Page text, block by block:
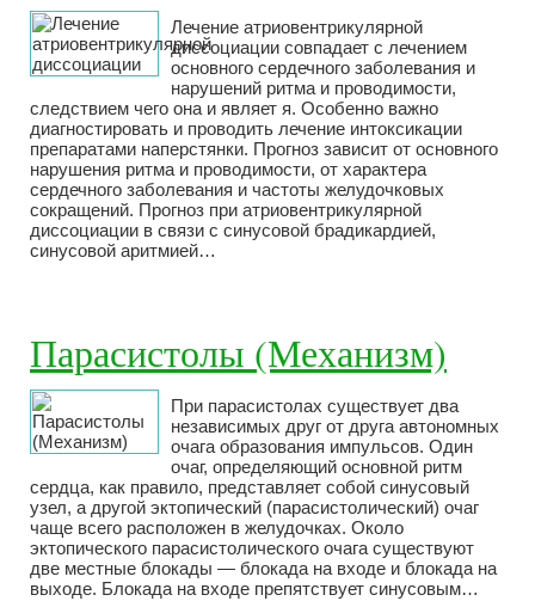
Лечение атриовентрикулярной
диссоциации совпадает с лечением
основного сердечного заболевания и
нарушений ритма и проводимости,
следствием чего она и являет я. Особенно важно
диагностировать и проводить лечение интоксикации
препаратами наперстянки. Прогноз зависит от основного
нарушения ритма и проводимости, от характера
сердечного заболевания и частоты желудочковых
сокращений. Прогноз при атриовентрикулярной
диссоциации в связи с синусовой брадикардией,
синусовой аритмией…
Парасистолы (Механизм)
При парасистолах существует два
независимых друг от друга автономных
очага образования импульсов. Один
очаг, определяющий основной ритм
сердца, как правило, представляет собой синусовый
узел, а другой эктопический (парасистолический) очаг
чаще всего расположен в желудочках. Около
эктопического парасистолического очага существуют
две местные блокады — блокада на входе и блокада на
выходе. Блокада на входе препятствует синусовым…